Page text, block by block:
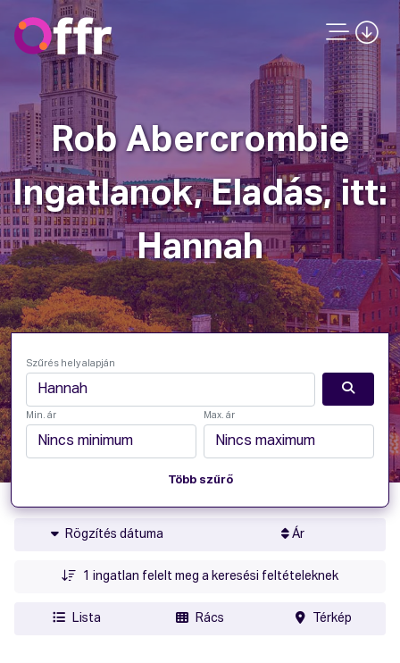
Rob Abercrombie
Ingatlanok, Eladás, itt:
Hannah
Szűrés hely alapján
Min. ár Max. ár
Több szűrő
Rögzítés dátuma Ár
1 ingatlan felelt meg a keresési feltételeknek
Lista Rács Térkép